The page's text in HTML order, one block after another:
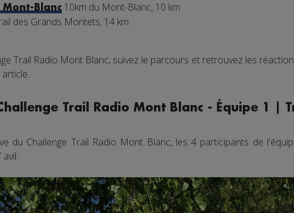
Blanc 10km du Mont-Blanc, 10 km
des Grands Montets, 14 km
Trail Radio Mont Blanc, suivez le parcours et retrouvez les
Trail Radio Mont Blanc - Équipe 1 |
du Challenge Trail Radio Mont Blanc, les 4 participants de